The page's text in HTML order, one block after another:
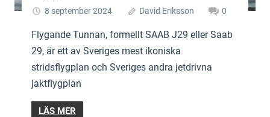
8 september 2024 David Eriksson 0
Flygande Tunnan, formellt SAAB J29 eller Saab
29, är ett av Sveriges mest ikoniska
stridsflygplan och Sveriges andra jetdrivna
jaktflygplan
LÄS MER